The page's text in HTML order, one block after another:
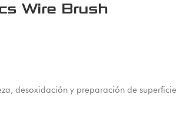
Wire Brush
desoxidación y preparación de